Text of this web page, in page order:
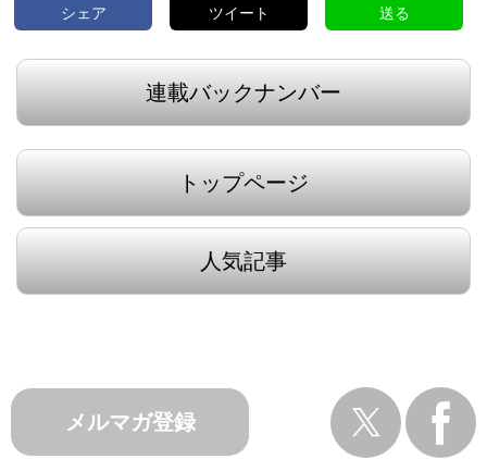
シェア ツイート 送る
連載バックナンバー
トップページ
人気記事
メルマガ登録